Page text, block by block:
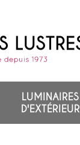
LUMINAIRES
D'EXTÉRIEUR